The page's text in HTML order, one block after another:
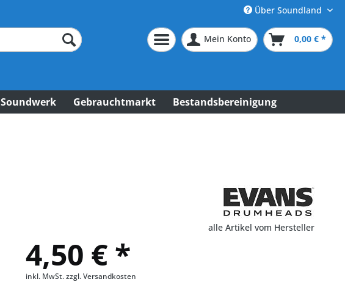
Über Soundland
Mein Konto 0,00 € *
Soundwerk Gebrauchtmarkt Bestandsbereinigung
alle Artikel vom Hersteller
4,50 € *
inkl. MwSt.zzgl. Versandkosten